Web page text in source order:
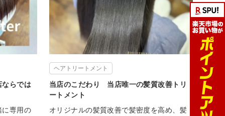
らでは
に専用の
ヘアトリートメント
当店のこだわり 当店唯一の髪質改善トリ
ートメント
オリジナルの髪質改善で髪密度を高め、髪